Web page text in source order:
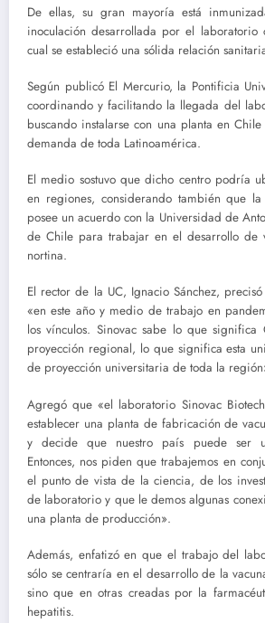
De ellas, su gran mayoría está
inoculación desarrollada por el laboratorio
cual se estableció una sólida relación
Según publicó El Mercurio, la Pontificia
coordinando y facilitando la llegada del
buscando instalarse con una planta en
demanda de toda Latinoamérica.
El medio sostuvo que dicho centro podría
en regiones, considerando también que la
posee un acuerdo con la Universidad de
de Chile para trabajar en el desarrollo de
nortina.
El rector de la UC, Ignacio Sánchez,
«en este año y medio de trabajo en
los vínculos. Sinovac sabe lo que
proyección regional, lo que significa esta
de proyección universitaria de toda la
Agregó que «el laboratorio Sinovac
establecer una planta de fabricación de
y decide que nuestro país puede ser
Entonces, nos piden que trabajemos en
el punto de vista de la ciencia, de los
de laboratorio y que le demos algunas
una planta de producción».
Además, enfatizó en que el trabajo del
sólo se centraría en el desarrollo de la
sino que en otras creadas por la
hepatitis.